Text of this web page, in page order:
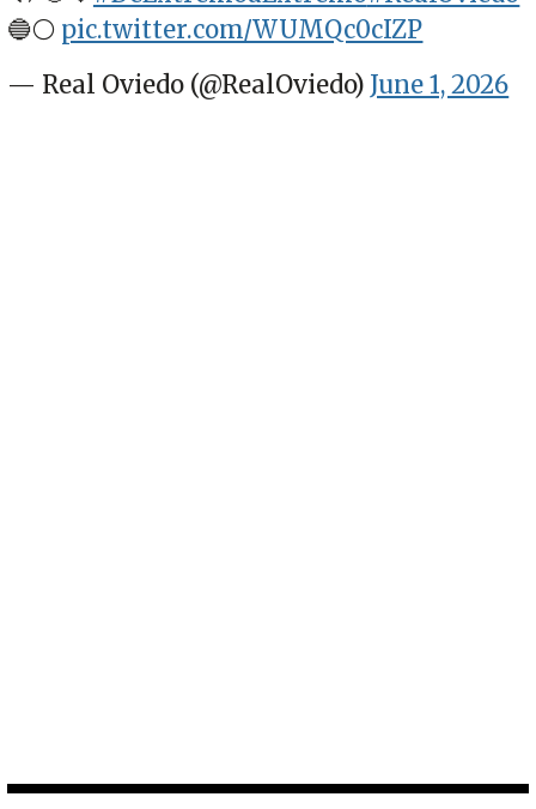
🔵⚪️ pic.twitter.com/WUMQc0cIZP
— Real Oviedo (@RealOviedo) June 1, 2026